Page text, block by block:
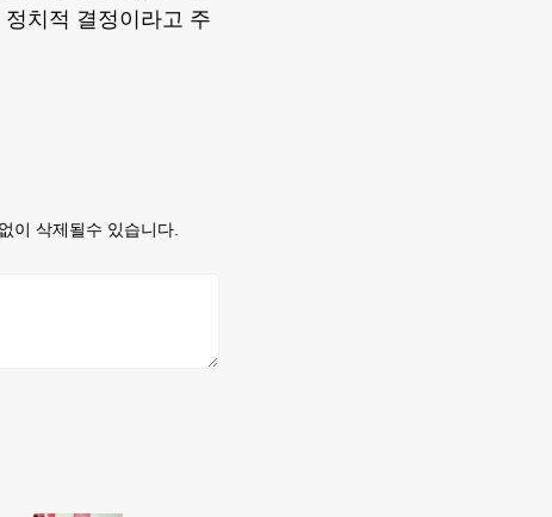
치적 결정이라고 주
이 삭제될수 있습니다.